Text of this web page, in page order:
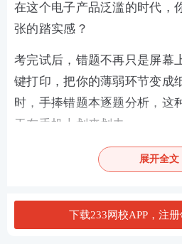
在这个电子产品泛滥的时代，
张的踏实感？
考完试后，错题不再只是屏幕
键打印，把你的薄弱环节变成
时，手捧错题本逐题分析，这
于在手机上划来划去。
2️⃣ 全年模考日历 → 备考节奏自
加入模考，你将获得全年模考
展开全文
下载233网校APP，注